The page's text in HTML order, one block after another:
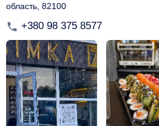
область, 82100
+380 98 375 8577